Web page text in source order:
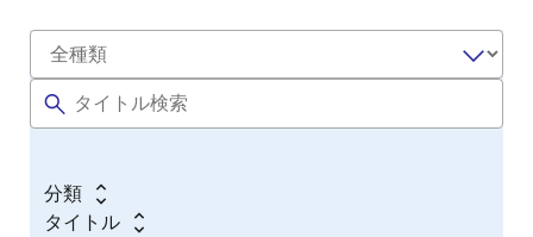
分類
タイトル